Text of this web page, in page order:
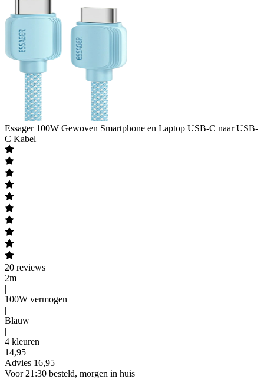
Essager 100W Gewoven Smartphone en Laptop USB-C naar USB-
C Kabel
20 reviews
2m
|
100W vermogen
|
Blauw
|
4 kleuren
14,95
Advies 16,95
Voor 21:30 besteld, morgen in huis